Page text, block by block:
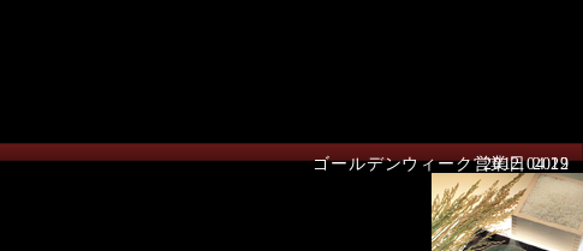
ゴールデンウィーク営業日 2012
2012.04.29